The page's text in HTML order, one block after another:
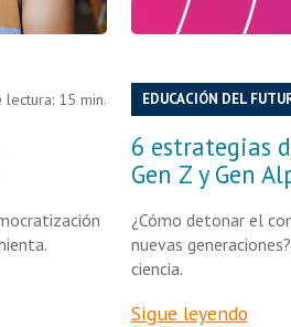
15 min. EDUCACIÓN DEL
6 estrategias
Gen Z y Gen
¿Cómo detonar el
nuevas
ciencia.
Sigue leyendo